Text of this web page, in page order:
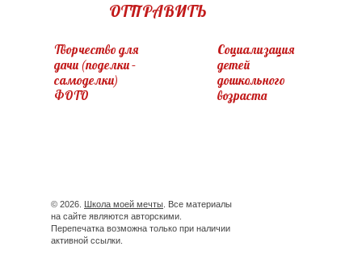
ОТПРАВИТЬ
Творчество для
дачи (поделки –
самоделки)
ФОТО
Социализация
детей
дошкольного
возраста
© 2026. Школа моей мечты . Все материалы
на сайте являются авторскими.
Перепечатка возможна только при наличии
активной ссылки.